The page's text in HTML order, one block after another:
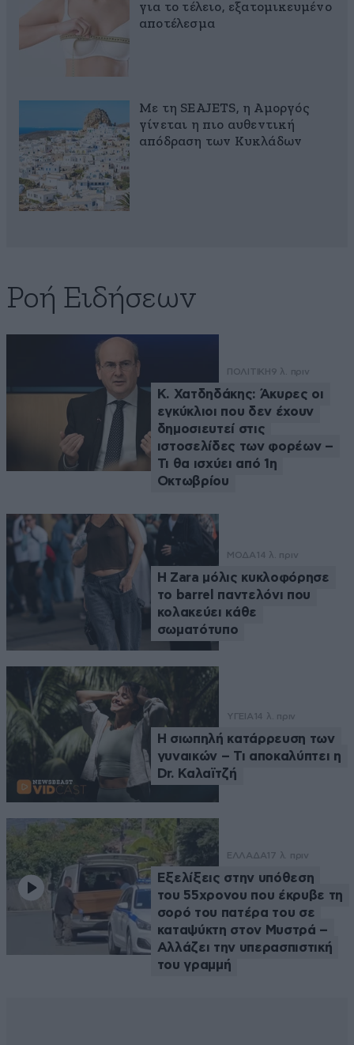
για το τέλειο, εξατομικευμένο
αποτέλεσμα
Με τη SEAJETS, η Αμοργός
γίνεται η πιο αυθεντική
απόδραση των Κυκλάδων
Ροή Ειδήσεων
ΠΟΛΙΤΙΚΗ9 λ. πριν
Κ. Χατδηδάκης: Άκυρες οι
εγκύκλιοι που δεν έχουν
δημοσιευτεί στις
ιστοσελίδες των φορέων –
Τι θα ισχύει από 1η
Οκτωβρίου
ΜΟΔΑ 14 λ. πριν
Η Zara μόλις κυκλοφόρησε
το barrel παντελόνι που
κολακεύει κάθε
σωματότυπο
ΥΓΕΙΑ 14 λ. πριν
Η σιωπηλή κατάρρευση των
γυναικών – Τι αποκαλύπτει η
Dr. Καλαϊτζή
ΕΛΛΑΔΑ 17 λ. πριν
Εξελίξεις στην υπόθεση
του 55χρονου που έκρυβε τη
σορό του πατέρα του σε
καταψύκτη στον Μυστρά –
Αλλάζει την υπερασπιστική
του γραμμή